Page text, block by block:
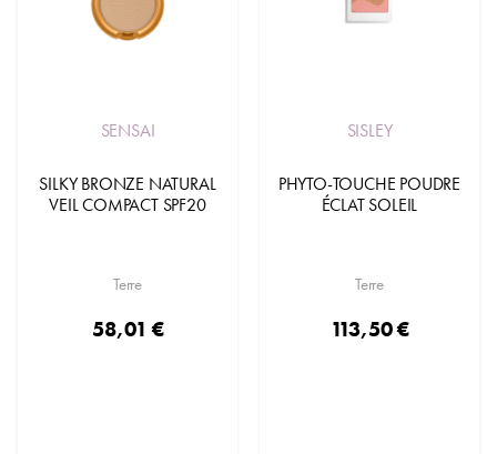
SENSAI
SILKY BRONZE NATURAL
VEIL COMPACT SPF20
Terre
58,01 €
SISLEY
PHYTO-TOUCHE POUDRE
ÉCLAT SOLEIL
Terre
113,50 €